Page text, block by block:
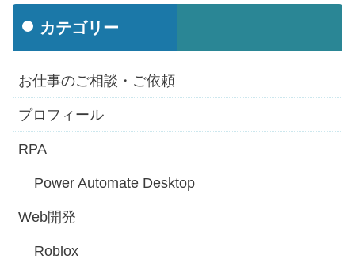
カテゴリー
お仕事のご相談・ご依頼
プロフィール
RPA
Power Automate Desktop
Web開発
Roblox